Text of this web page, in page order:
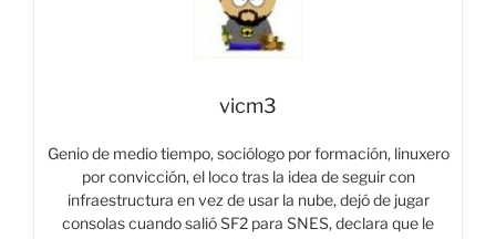
vicm3
Genio de medio tiempo, sociólogo por formación, linuxero
por convicción, el loco tras la idea de seguir con
infraestructura en vez de usar la nube, dejó de jugar
consolas cuando salió SF2 para SNES, declara que le